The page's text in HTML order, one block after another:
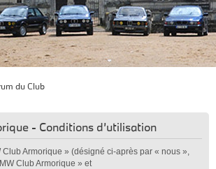
du Club
- Conditions d’utilisation
Club Armorique » (désigné ci-après par « nous »,
Club Armorique » et